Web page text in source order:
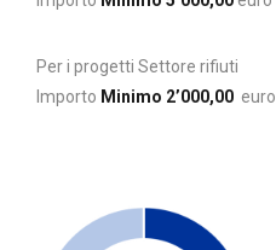
Per i progetti Settore rifiuti
Importo Minimo 2’000,00 euro